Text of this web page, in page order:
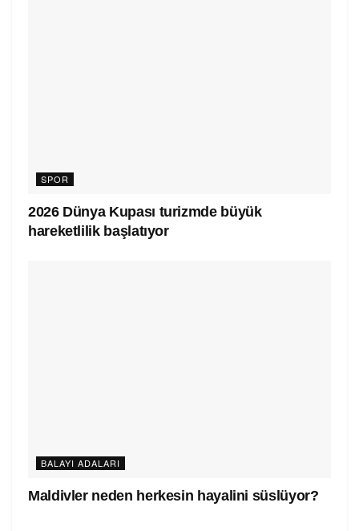
SPOR
2026 Dünya Kupası turizmde büyük
hareketlilik başlatıyor
BALAYI ADALARI
Maldivler neden herkesin hayalini süslüyor?